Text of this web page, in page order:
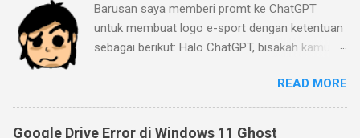
apakah Pegadaian BUMN dengan logo hijau
atau pegadaian yang umum ada di pinggir-
pinggir jalan) beralasan bahwa laptop itu
hanya Celeron N4020 2C/2T dengan clock
speed 1.1GHz (2.8 GHz jika turbo) dengan
cache 4MB. Ditambah lagi memori 8GB yang
Barusan saya memberi promt ke ChatGPT
untuk membuat logo e-sport dengan ketentuan
sebagai berikut: Halo ChatGPT, bisakah kamu
gaya klub e-sport Mobile Legend? saya mau
logo ada tulisan "Strip-IT" dan berikan sentuhan
game Mobile Legend di sana. Penasaran
READ MORE
Google Drive Error di Windows 11 Ghost